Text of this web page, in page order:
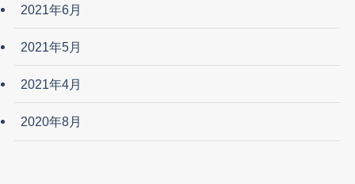
2021年6月
2021年5月
2021年4月
2020年8月